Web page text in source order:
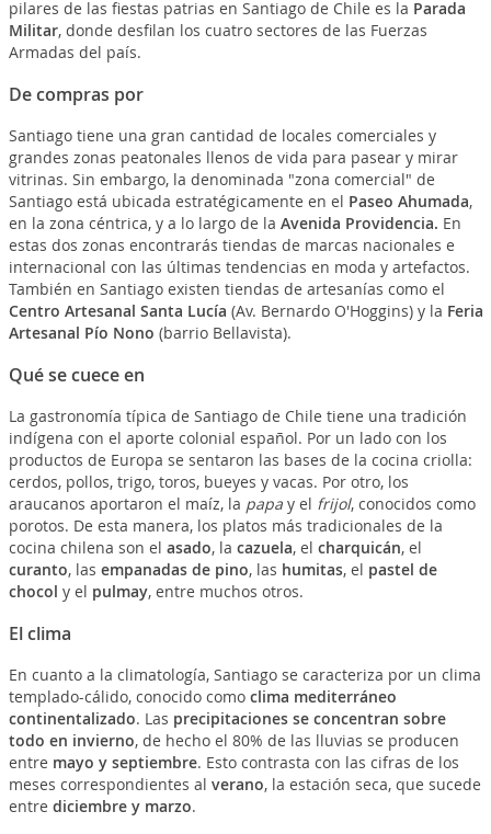
pilares de las fiestas patrias en Santiago de Chile es la Parada
Militar, donde desfilan los cuatro sectores de las Fuerzas
Armadas del país.
De compras por
Santiago tiene una gran cantidad de locales comerciales y
grandes zonas peatonales llenos de vida para pasear y mirar
vitrinas. Sin embargo, la denominada "zona comercial" de
Santiago está ubicada estratégicamente en el Paseo Ahumada,
en la zona céntrica, y a lo largo de la Avenida Providencia. En
estas dos zonas encontrarás tiendas de marcas nacionales e
internacional con las últimas tendencias en moda y artefactos.
También en Santiago existen tiendas de artesanías como el
Centro Artesanal Santa Lucía (Av. Bernardo O'Hoggins) y la Feria
Artesanal Pío Nono (barrio Bellavista).
Qué se cuece en
La gastronomía típica de Santiago de Chile tiene una tradición
indígena con el aporte colonial español. Por un lado con los
productos de Europa se sentaron las bases de la cocina criolla:
cerdos, pollos, trigo, toros, bueyes y vacas. Por otro, los
araucanos aportaron el maíz, la papay el frijol, conocidos como
porotos. De esta manera, los platos más tradicionales de la
cocina chilena son el asado, la cazuela, el charquicán, el
curanto, las empanadas de pino, las humitas, el pastel de
chocol y el pulmay, entre muchos otros.
El clima
En cuanto a la climatología, Santiago se caracteriza por un clima
templado-cálido, conocido comoclima mediterráneo
continentalizado. Las precipitaciones se concentran sobre
todo en invierno, de hecho el 80% de las lluvias se producen
entre mayo y septiembre. Esto contrasta con las cifras de los
meses correspondientes al verano, la estación seca, que sucede
entre diciembre y marzo.